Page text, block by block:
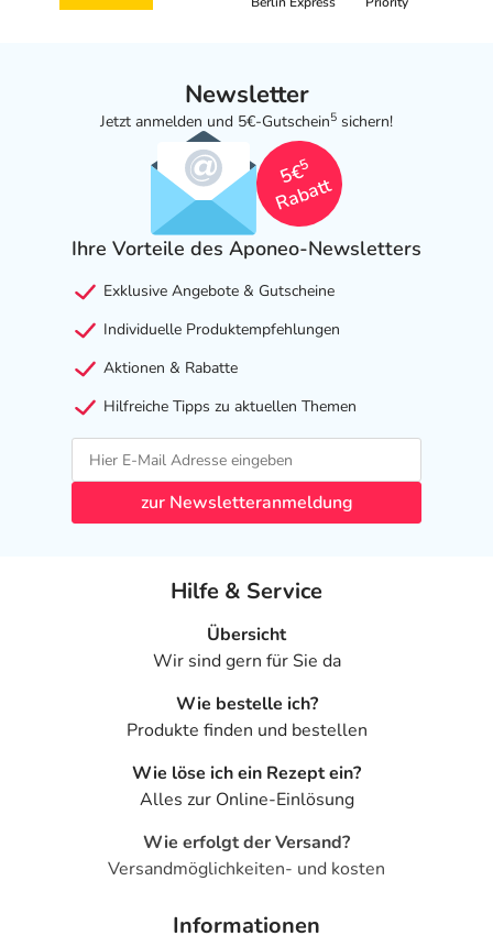
Newsletter
Jetzt anmelden und 5€-Gutschein5 sichern!
5€
5
Rabatt
Ihre Vorteile des Aponeo-Newsletters
Exklusive Angebote & Gutscheine
Individuelle Produktempfehlungen
Aktionen & Rabatte
Hilfreiche Tipps zu aktuellen Themen
zur Newsletteranmeldung
Hilfe & Service
Übersicht
Wir sind gern für Sie da
Wie bestelle ich?
Produkte finden und bestellen
Wie löse ich ein Rezept ein?
Alles zur Online-Einlösung
Wie erfolgt der Versand?
Versandmöglichkeiten- und kosten
Informationen